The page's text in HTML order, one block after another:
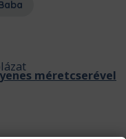
méretcserével